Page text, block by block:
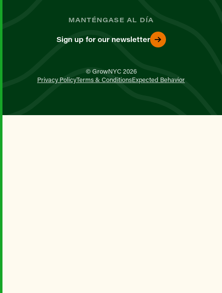
MANTÉNGASE AL DÍA
Sign up for our newsletter
© GrowNYC 2026
Privacy PolicyTerms & ConditionsExpected Behavior